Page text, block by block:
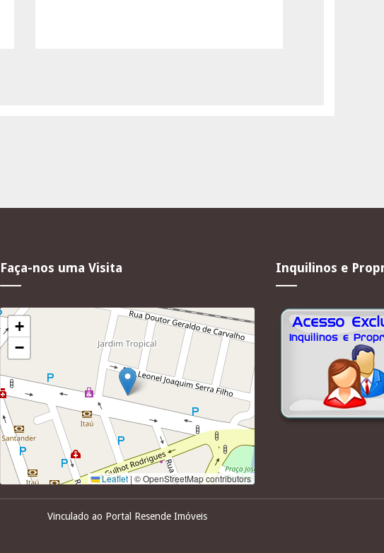
Faça-nos uma Visita
+
−
Leaflet | © OpenStreetMap contributors
Inquilinos e
Vinculado ao Portal Resende Imóveis